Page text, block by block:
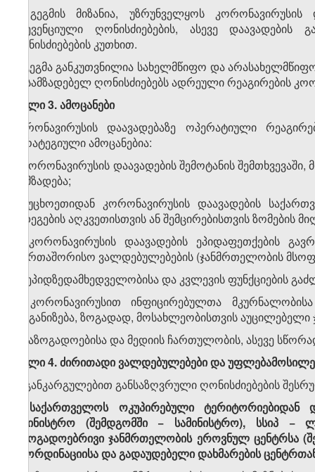
1. გეგმის მიზანია, უზრუნველყოს
პრევენციული ღონისძიებების, ასევე დაავადების
ღონისძიებების კუთხით.
2. გეგმა განკუთვნილია სახელმწიფო და
მოსამზადებელ ღონისძიებებს ადრეული რეაგირების
მუხლი 3. ამოცანები
კორონავირუსის დაავადებაზე ოპერატიული
სტრატეგიული ამოცანებია:
ა) კორონავირუსის დაავადების შემოტანის
მომზადება;
ბ) უცხოეთიდან კორონავირუსის დაავადების
შედეგების აღკვეთისთვის ან შემცირებისთვის ზომების
გ) კორონავირუსის დაავადების ეპიდაფეთქების
საერთაშორისო ვალდებულებების (ჯანმრთელობის
დ) ეპიდზედამხედველობისა და კვლევის ფუნქციების
ე) კორონავირუსით ინფიცირებულთა
ორგანიზება, ზოგადად, მოსახლეობისთვის აუცილებელი
ვ) საზოგადოებისა და მედიის ჩართულობის, ასევე
მუხლი 4. ძირითადი ვალდებულებები და
ამ განკარგულებით განსაზღვრული ღონისძიებების
1. საქართველოს ოკუპირებული
სამინისტრო (შემდგომში − სამინისტრო), სსიპ
საზოგადოებრივი ჯანმრთელობის ეროვნულ ცენტრსა
კოორდინაციისა და გადაუდებელი დახმარების